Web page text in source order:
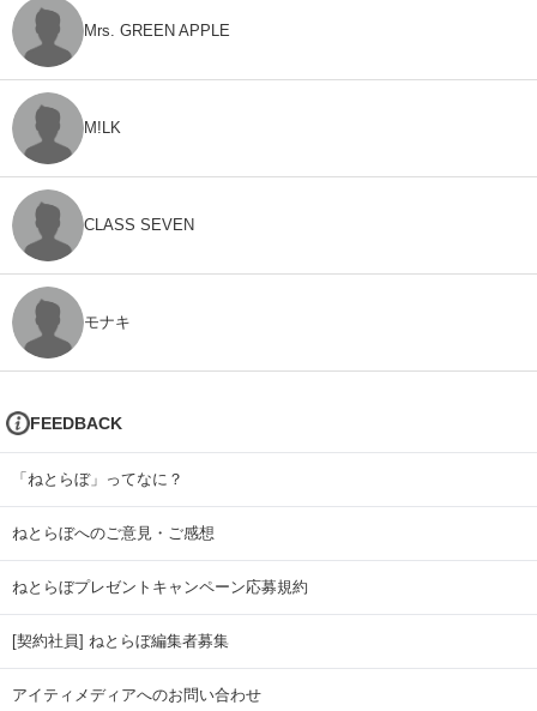
Mrs. GREEN APPLE
M!LK
CLASS SEVEN
モナキ
FEEDBACK
「ねとらぼ」ってなに？
ねとらぼへのご意見・ご感想
ねとらぼプレゼントキャンペーン応募規約
[契約社員] ねとらぼ編集者募集
アイティメディアへのお問い合わせ